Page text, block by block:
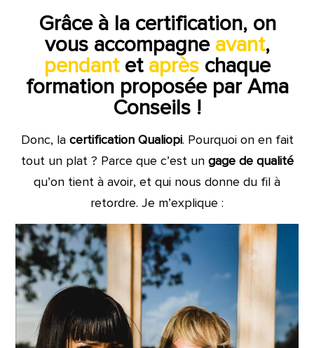
Grâce à la certification, on
vous accompagne avant,
pendantet aprèschaque
formation proposée par Ama
Conseils !
Donc, la certification Qualiopi. Pourquoi on en fait
tout un plat ? Parce que c’est un gage de qualité
qu’on tient à avoir, et qui nous donne du fil à
retordre. Je m’explique :